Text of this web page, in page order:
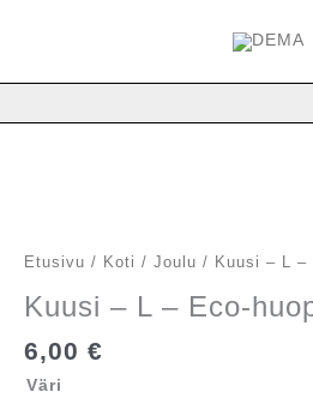
Etusivu / Koti / Joulu / Kuusi – L –
Kuusi – L – Eco-
6,00 €
Väri